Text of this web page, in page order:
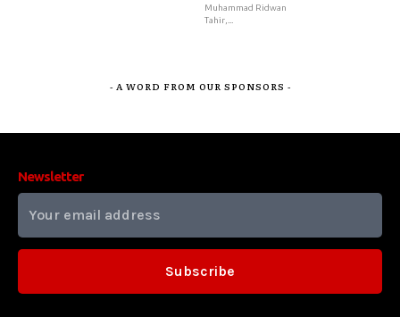
Muhammad Ridwan
Tahir,...
- A WORD FROM OUR SPONSORS -
Newsletter
Subscribe